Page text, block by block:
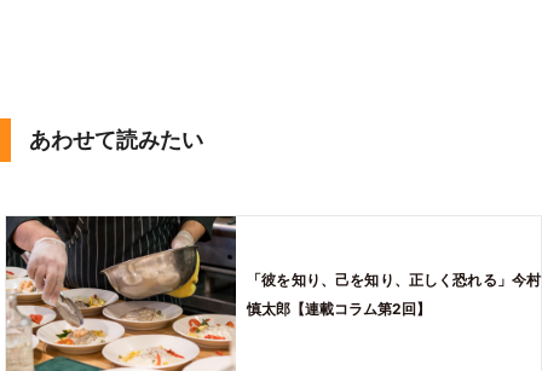
あわせて読みたい
「彼を知り、己を知り、正しく恐れる」今村
慎太郎【連載コラム第2回】